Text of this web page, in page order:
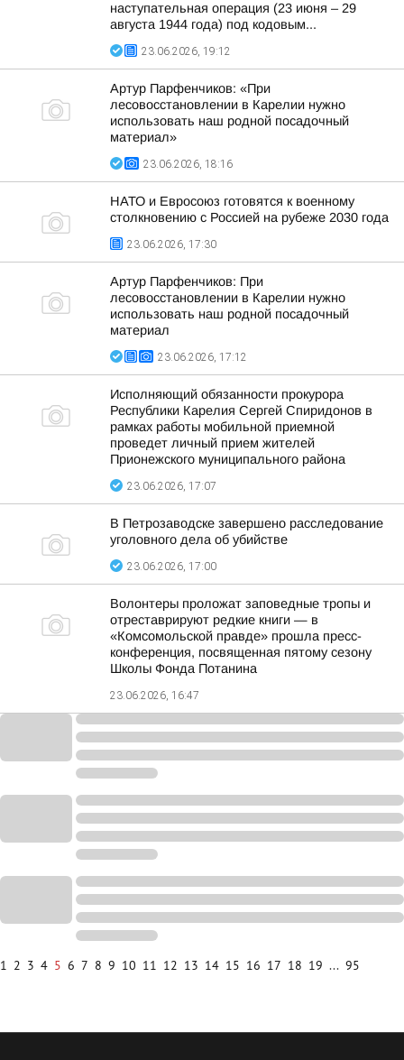
наступательная операция (23 июня – 29
августа 1944 года) под кодовым...
23.06.2026, 19:12
Артур Парфенчиков: «При
лесовосстановлении в Карелии нужно
использовать наш родной посадочный
материал»
23.06.2026, 18:16
НАТО и Евросоюз готовятся к военному
столкновению с Россией на рубеже 2030 года
23.06.2026, 17:30
Артур Парфенчиков: При
лесовосстановлении в Карелии нужно
использовать наш родной посадочный
материал
23.06.2026, 17:12
Исполняющий обязанности прокурора
Республики Карелия Сергей Спиридонов в
рамках работы мобильной приемной
проведет личный прием жителей
Прионежского муниципального района
23.06.2026, 17:07
В Петрозаводске завершено расследование
уголовного дела об убийстве
23.06.2026, 17:00
Волонтеры проложат заповедные тропы и
отреставрируют редкие книги — в
«Комсомольской правде» прошла пресс-
конференция, посвященная пятому сезону
Школы Фонда Потанина
23.06.2026, 16:47
1 2 3 4 5 6 7 8 9 10 11 12 13 14 15 16 17 18 19 ... 95